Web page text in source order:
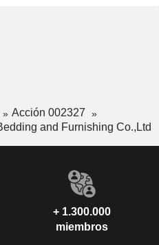
Acción 002327
and Furnishing Co.,Ltd
+ 1.300.000
miembros